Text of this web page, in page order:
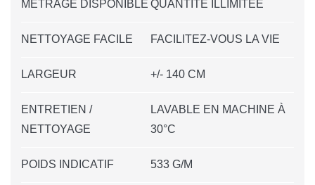
MÉTRAGE DISPONIBLE QUANTITÉ ILLIMITÉE
NETTOYAGE FACILE FACILITEZ-VOUS LA VIE
LARGEUR +/- 140 CM
ENTRETIEN /
NETTOYAGE
LAVABLE EN MACHINE À
30°C
POIDS INDICATIF 533 G/M